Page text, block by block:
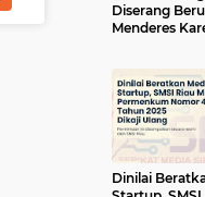
Diserang
Menderes
Dinilai